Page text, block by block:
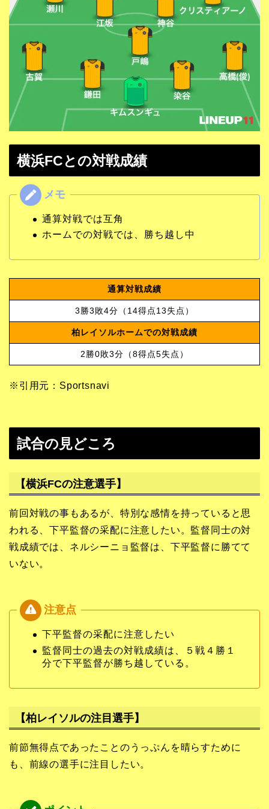
横浜FCとの対戦成績
通算対戦では互角
ホームでの対戦では、勝ち越し中
通算対戦成績
3勝3敗4分（14得点13失点）
柏レイソルホームでの対戦成績
2勝0敗3分（8得点5失点）
※引用元：Sportsnavi
試合の見どころ
【横浜FCの注意選手】
前回対戦の事もあるが、特別な感情を持っていると思
われる、下平監督の采配に注意したい。監督同士の対
戦成績では、ネルシーニョ監督は、下平監督に勝てて
いない。
下平監督の采配に注意したい
監督同士の過去の対戦成績は、５戦４勝１
分で下平監督が勝ち越している。
【柏レイソルの注目選手】
前節無得点であったことのうっぷんを晴らすために
も、前線の選手に注目したい。